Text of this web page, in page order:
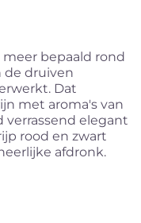
meer bepaald rond
de druiven
Dat
met aroma's van
verrassend elegant
rood en zwart
afdronk.